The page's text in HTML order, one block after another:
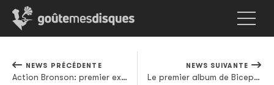
NEWS PRÉCÉDENTE
Action Bronson: premier extrait (en demi-teinte) de Blue Chips 7000 en écoute
NEWS SUIVANTE
Le premier album de Bicep arrivera à la rentrée sur Ninja Tune